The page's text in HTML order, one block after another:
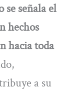
se señala el
hechos
hacia toda
a su